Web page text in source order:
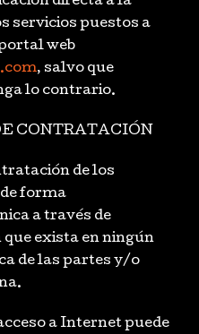
servicios puestos a
web
, salvo que
lo contrario.
CONTRATACIÓN
de los
de forma
a través de
exista en ningún
de las partes y/o
a Internet puede